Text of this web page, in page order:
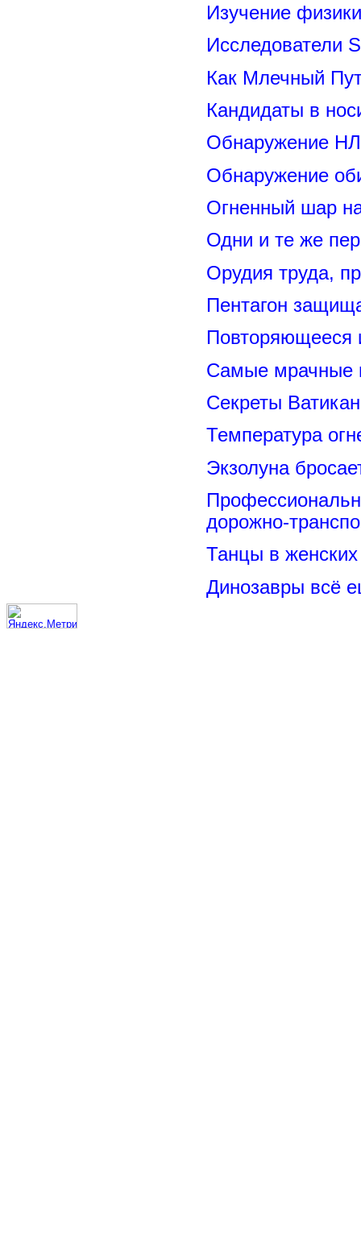
Изучение
Исследователи
Как Млечный
Кандидаты в
Обнаружение
Обнаружение
Огненный шар
Одни и те же
Орудия труда,
Пентагон
Повторяющееся
Самые мрачные
Секреты
Температура
Экзолуна
дорожно-
Танцы в женских
Динозавры всё